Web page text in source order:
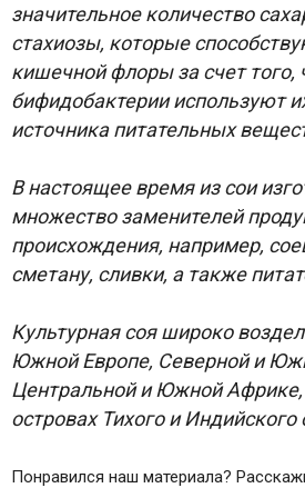
значительное количество
стахиозы, которые
кишечной флоры за счет того,
бифидобактерии используют
источника питательных
В настоящее время из сои
множество заменителей
происхождения, например,
сметану, сливки, а также
Культурная соя широко
Южной Европе, Северной и
Центральной и Южной Африке,
островах Тихого и Индийского
Понравился наш материала?